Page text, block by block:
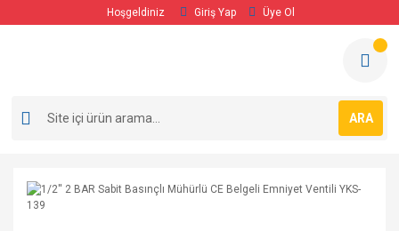
Hoşgeldiniz Giriş Yap Üye Ol
ARA